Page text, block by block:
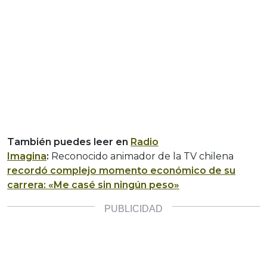
También puedes leer en Radio
Imagina: Reconocido animador de la TV chilena
recordó complejo momento económico de su
carrera: «Me casé sin ningún peso»